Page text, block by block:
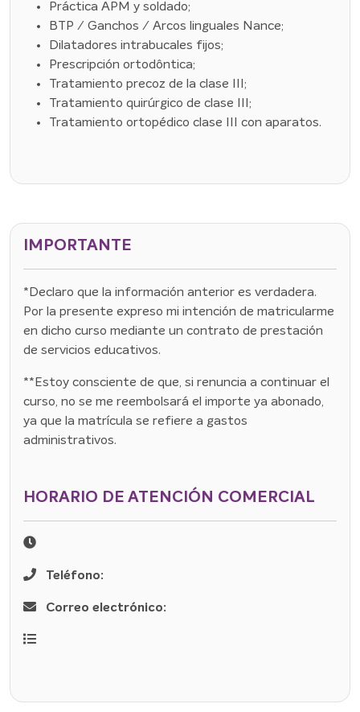
Práctica APM y soldado;
BTP / Ganchos / Arcos linguales Nance;
Dilatadores intrabucales fijos;
Prescripción ortodôntica;
Tratamiento precoz de la clase III;
Tratamiento quirúrgico de clase III;
Tratamiento ortopédico clase III con aparatos.
IMPORTANTE
*Declaro que la información anterior es verdadera.
Por la presente expreso mi intención de matricularme
en dicho curso mediante un contrato de prestación
de servicios educativos.
**Estoy consciente de que, si renuncia a continuar el
curso, no se me reembolsará el importe ya abonado,
ya que la matrícula se refiere a gastos
administrativos.
HORARIO DE ATENCIÓN COMERCIAL
Teléfono:
Correo electrónico: